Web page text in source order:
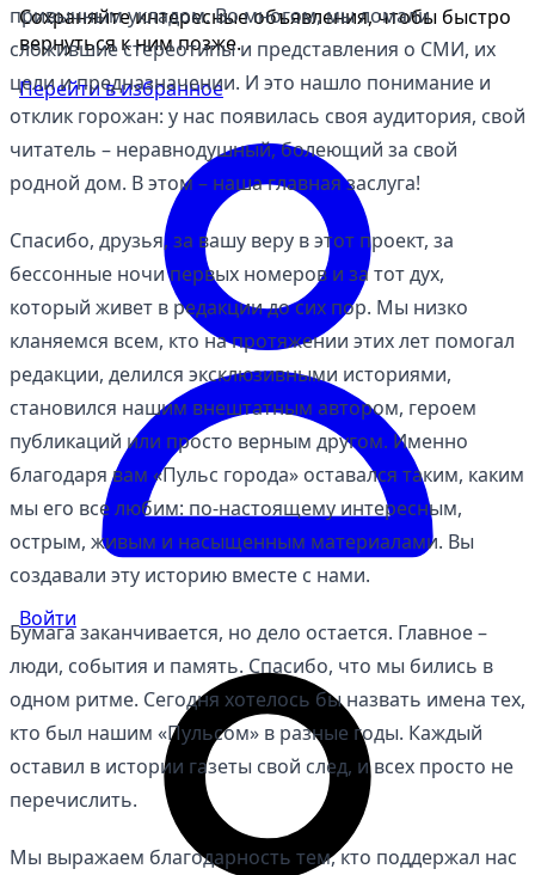
Сохраняйте интересные объявления, чтобы быстро
вернуться к ним позже.
Перейти в избранное
Войти
привычным укладом. Во многом, мы ломали
сложившие стереотипы и представления о СМИ, их
цели и предназначении. И это нашло понимание и
отклик горожан: у нас появилась своя аудитория, свой
читатель – неравнодушный, болеющий за свой
родной дом. В этом – наша главная заслуга!
Спасибо, друзья, за вашу веру в этот проект, за
бессонные ночи первых номеров и за тот дух,
который живет в редакции до сих пор. Мы низко
кланяемся всем, кто на протяжении этих лет помогал
редакции, делился эксклюзивными историями,
становился нашим внештатным автором, героем
публикаций или просто верным другом. Именно
благодаря вам «Пульс города» оставался таким, каким
мы его все любим: по-настоящему интересным,
острым, живым и насыщенным материалами. Вы
создавали эту историю вместе с нами.
Бумага заканчивается, но дело остается. Главное –
люди, события и память. Спасибо, что мы бились в
одном ритме. Сегодня хотелось бы назвать имена тех,
кто был нашим «Пульсом» в разные годы. Каждый
оставил в истории газеты свой след, и всех просто не
перечислить.
Мы выражаем благодарность тем, кто поддержал нас